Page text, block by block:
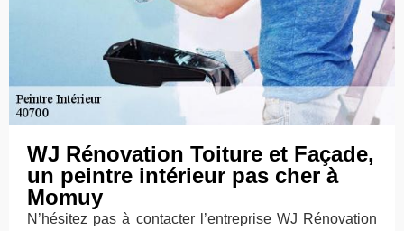
WJ Rénovation Toiture et Façade,
un peintre intérieur pas cher à
Momuy
N’hésitez pas à contacter l’entreprise WJ Rénovation